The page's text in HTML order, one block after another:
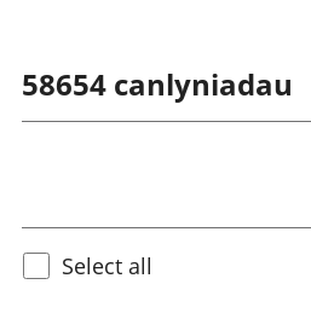
58654 canlyniadau
Select all